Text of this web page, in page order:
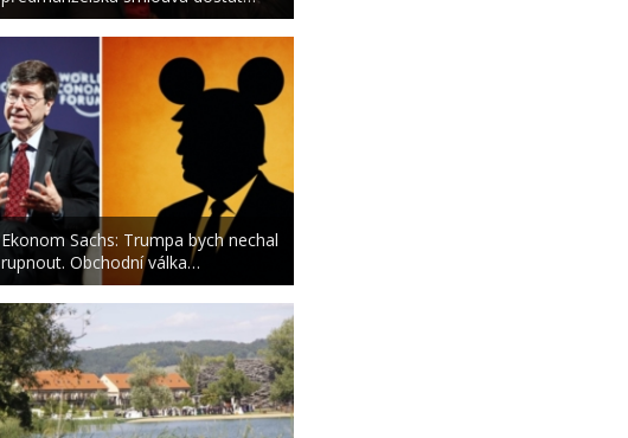
Ekonom Sachs: Trumpa bych nechal
rupnout. Obchodní válka…